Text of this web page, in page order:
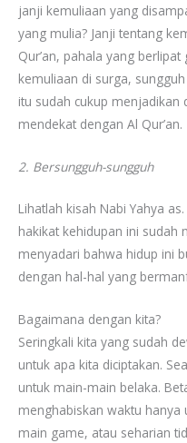
janji kemuliaan yang
yang mulia? Janji tentang
Qur’an, pahala yang
kemuliaan di surga,
itu sudah cukup menjadikan
mendekat dengan Al Qur’an.
2. Bersungguh-sungguh
Lihatlah kisah Nabi Yahya
hakikat kehidupan ini sudah
menyadari bahwa hidup ini
dengan hal-hal yang
Bagaimana dengan kita?
Seringkali kita yang sudah
untuk apa kita diciptakan.
untuk main-main belaka.
menghabiskan waktu
main game, atau seharian